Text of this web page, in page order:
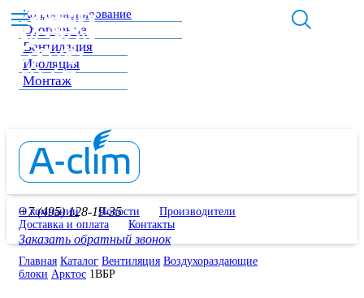
Кондиционирование
Отопление
Вентиляция
Изоляция
Монтаж
+7 (495) 128-19-35
Заказать обратный звонок
О компании Новости
Производители
Доставка и оплата
Контакты
Главная Каталог Вентиляция Воздухораздающие
блоки Арктос 1ВБР